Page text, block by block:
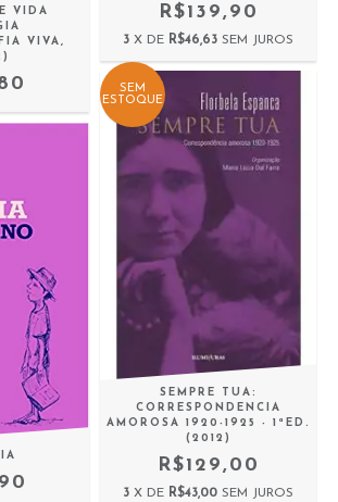
VIDA
VIVA,
R$139,90
3 X DE R$46,63 SEM JUROS
SEM
ESTOQUE
SEMPRE TUA:
CORRESPONDENCIA
AMOROSA 1920-1925 - 1ªED.
(2012)
R$129,00
3 X DE R$43,00 SEM JUROS